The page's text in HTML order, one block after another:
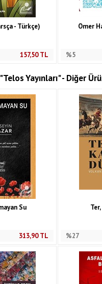
- Türkçe)
157,50TL
Ömer
%5
"Telos Yayınları" - Diğer
Su
313,90TL %27